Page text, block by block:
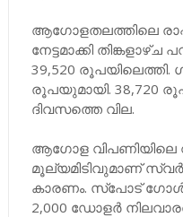
ആഗോളതലത്തിലെ
നേട്ടമാക്കി
39,520 രൂപയിലെത്തി.
രൂപയുമായി. 38,720
ദിവസത്തെ വില.
ആഗോള
മൂല്യമിടിവുമാണ്
കാരണം. സ്‌പോട്
2,000 ഡോളര്‍